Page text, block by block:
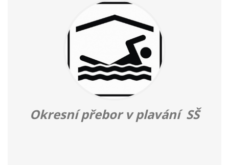
Okresní přebor v plavání SŠ